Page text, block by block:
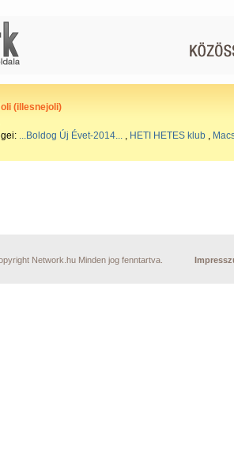
(illesnejoli)
...Boldog Új Évet-2014... , HETI HETES klub ,
Network.hu Minden jog fenntartva.